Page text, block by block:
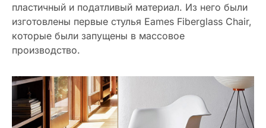
пластичный и податливый материал. Из него были
изготовлены первые стулья Eames Fiberglass Chair,
которые были запущены в массовое
производство.